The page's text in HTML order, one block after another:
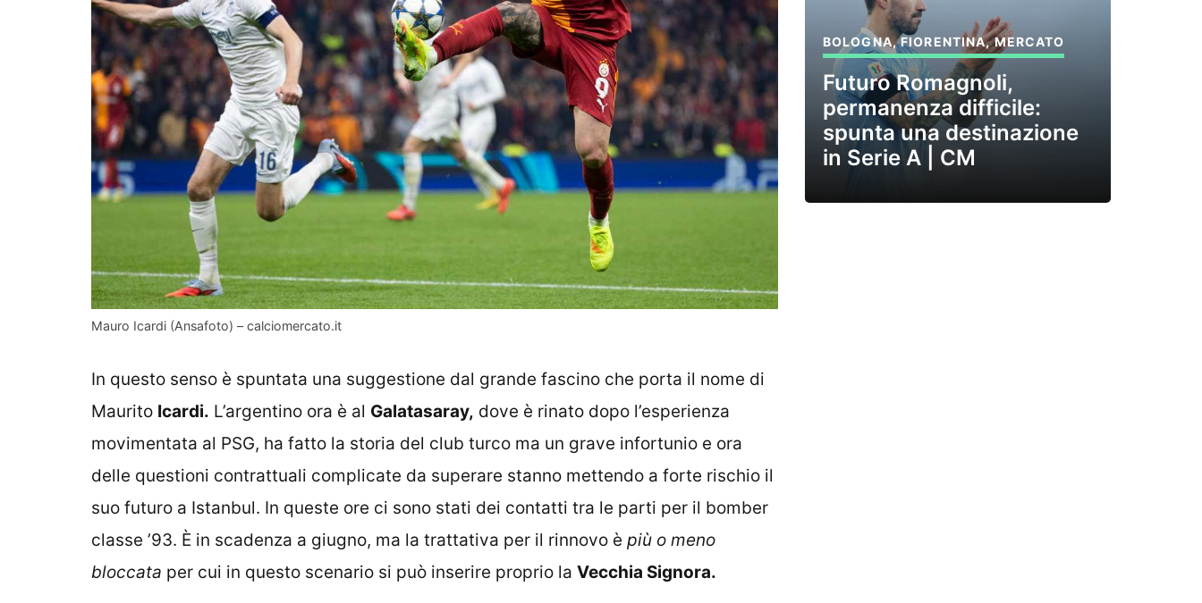
Mauro Icardi (Ansafoto) – calciomercato.it
In questo senso è spuntata una suggestione dal grande fascino che porta il nome di
Maurito Icardi. L’argentino ora è al Galatasaray, dove è rinato dopo l’esperienza
movimentata al PSG, ha fatto la storia del club turco ma un grave infortunio e ora
delle questioni contrattuali complicate da superare stanno mettendo a forte rischio il
suo futuro a Istanbul. In queste ore ci sono stati dei contatti tra le parti per il bomber
classe ’93. È in scadenza a giugno, ma la trattativa per il rinnovo è più o meno
bloccata per cui in questo scenario si può inserire proprio la Vecchia Signora.
BOLOGNA,FIORENTINA,MERCATO
Futuro Romagnoli,
permanenza difficile:
spunta una destinazione
in Serie A | CM